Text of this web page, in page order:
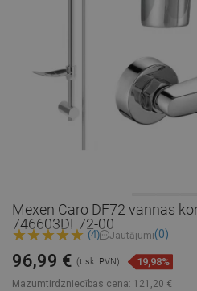
Mexen Caro DF72 vannas
746603DF72-00
(4) Jautājumi(0)
Mazumtirdzniecības cena: 121,20 €
96,99 € (t.sk. PVN) 19,98%